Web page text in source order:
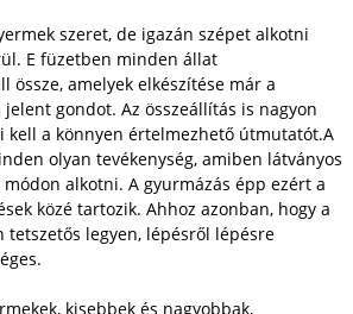
szeret, de igazán szépet alkotni
E füzetben minden állat
össze, amelyek elkészítése már a
jelent gondot. Az összeállítás is nagyon
kell a könnyen értelmezhető útmutatót.A
olyan tevékenység, amiben látványos
alkotni. A gyurmázás épp ezért a
közé tartozik. Ahhoz azonban, hogy a
tetszetős legyen, lépésről lépésre
kisebbek és nagyobbak,